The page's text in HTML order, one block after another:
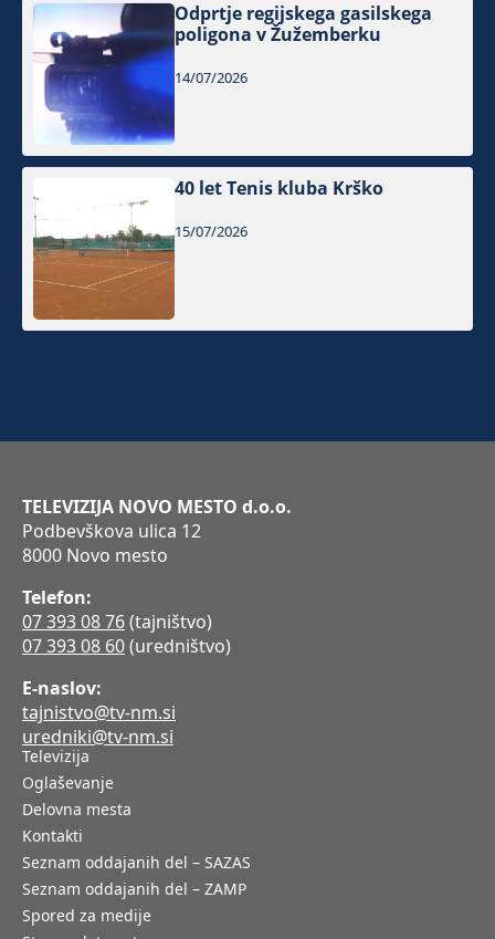
Odprtje regijskega gasilskega
poligona v Žužemberku
14/07/2026
40 let Tenis kluba Krško
15/07/2026
TELEVIZIJA NOVO MESTO d.o.o.
Podbevškova ulica 12
8000 Novo mesto
Telefon:
07 393 08 76(tajništvo)
07 393 08 60(uredništvo)
E-naslov:
tajnistvo@tv-nm.si
uredniki@tv-nm.si
Televizija
Oglaševanje
Delovna mesta
Kontakti
Seznam oddajanih del – SAZAS
Seznam oddajanih del – ZAMP
Spored za medije